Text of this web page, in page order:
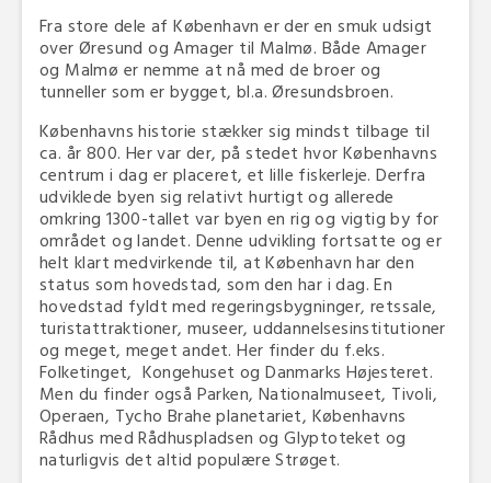
Fra store dele af København er der en smuk udsigt
over Øresund og Amager til Malmø. Både Amager
og Malmø er nemme at nå med de broer og
tunneller som er bygget, bl.a. Øresundsbroen.
Københavns historie stækker sig mindst tilbage til
ca. år 800. Her var der, på stedet hvor Københavns
centrum i dag er placeret, et lille fiskerleje. Derfra
udviklede byen sig relativt hurtigt og allerede
omkring 1300-tallet var byen en rig og vigtig by for
området og landet. Denne udvikling fortsatte og er
helt klart medvirkende til, at København har den
status som hovedstad, som den har i dag. En
hovedstad fyldt med regeringsbygninger, retssale,
turistattraktioner, museer, uddannelsesinstitutioner
og meget, meget andet. Her finder du f.eks.
Folketinget, Kongehuset og Danmarks Højesteret.
Men du finder også Parken, Nationalmuseet, Tivoli,
Operaen, Tycho Brahe planetariet, Københavns
Rådhus med Rådhuspladsen og Glyptoteket og
naturligvis det altid populære Strøget.